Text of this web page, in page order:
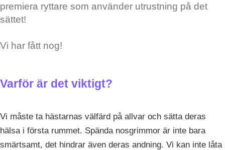
premiera ryttare som använder utrustning på det
sättet!
Vi har fått nog!
Varför är det viktigt?
Vi måste ta hästarnas välfärd på allvar och sätta deras
hälsa i första rummet. Spända nosgrimmor är inte bara
smärtsamt, det hindrar även deras andning. Vi kan inte låta